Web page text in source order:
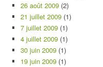
26 août 2009 (2)
21 juillet 2009 (1)
7 juillet 2009 (1)
4 juillet 2009 (1)
30 juin 2009 (1)
19 juin 2009 (1)